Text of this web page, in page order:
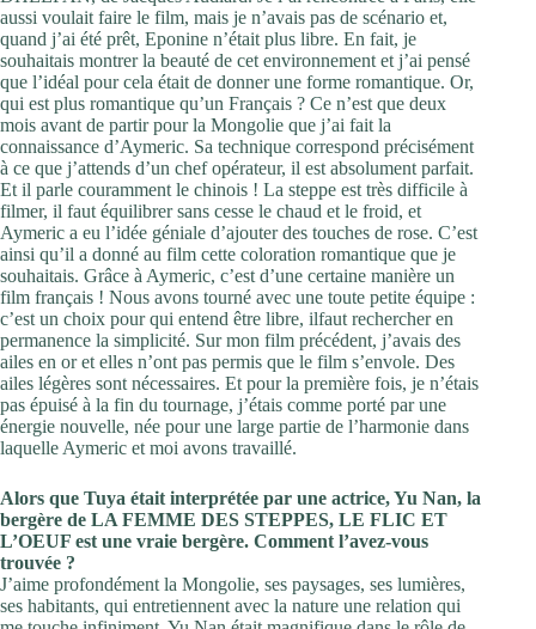
aussi voulait faire le film, mais je n’avais pas de scénario et,
quand j’ai été prêt, Eponine n’était plus libre. En fait, je
souhaitais montrer la beauté de cet environnement et j’ai pensé
que l’idéal pour cela était de donner une forme romantique. Or,
qui est plus romantique qu’un Français ? Ce n’est que deux
mois avant de partir pour la Mongolie que j’ai fait la
connaissance d’Aymeric. Sa technique correspond précisément
à ce que j’attends d’un chef opérateur, il est absolument parfait.
Et il parle couramment le chinois ! La steppe est très difficile à
filmer, il faut équilibrer sans cesse le chaud et le froid, et
Aymeric a eu l’idée géniale d’ajouter des touches de rose. C’est
ainsi qu’il a donné au film cette coloration romantique que je
souhaitais. Grâce à Aymeric, c’est d’une certaine manière un
film français ! Nous avons tourné avec une toute petite équipe :
c’est un choix pour qui entend être libre, ilfaut rechercher en
permanence la simplicité. Sur mon film précédent, j’avais des
ailes en or et elles n’ont pas permis que le film s’envole. Des
ailes légères sont nécessaires. Et pour la première fois, je n’étais
pas épuisé à la fin du tournage, j’étais comme porté par une
énergie nouvelle, née pour une large partie de l’harmonie dans
laquelle Aymeric et moi avons travaillé.
Alors que Tuya était interprétée par une actrice, Yu Nan, la
bergère de LA FEMME DES STEPPES, LE FLIC ET
L’OEUF est une vraie bergère. Comment l’avez-vous
trouvée ?
J’aime profondément la Mongolie, ses paysages, ses lumières,
ses habitants, qui entretiennent avec la nature une relation qui